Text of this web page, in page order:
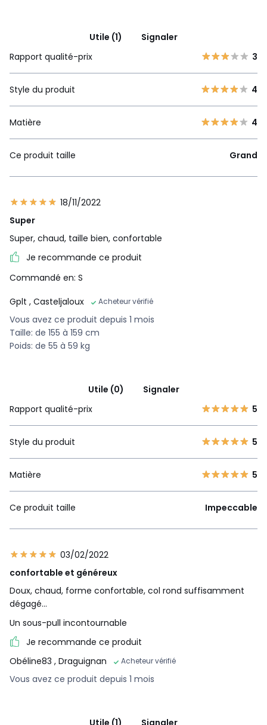
Utile (1)
Signaler
Rapport qualité-prix
3
Style du produit 4
Matière 4
Ce produit taille Grand
18/11/2022
Super
Super, chaud, taille bien, confortable
Je recommande ce produit
Commandé en: S
Gplt , Casteljaloux Acheteur vérifié
Vous avez ce produit depuis 1 mois
Taille: de 155 à 159 cm
Poids: de 55 à 59 kg
Utile (0)
Signaler
Rapport qualité-prix
5
Style du produit 5
Matière 5
Ce produit taille Impeccable
03/02/2022
confortable et généreux
Doux, chaud, forme confortable, col rond suffisamment
dégagé...
Un sous-pull incontournable
Je recommande ce produit
Obéline83 , Draguignan Acheteur vérifié
Vous avez ce produit depuis 1 mois